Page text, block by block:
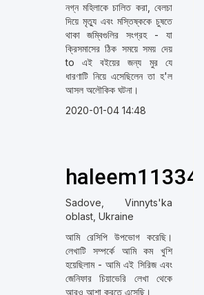
নগ্ন মহিলাকে চালিত করা, বেলচা
দিয়ে মৃত্যু এবং মস্তিষ্ককে চুষতে
থাকা জম্বিগুলির সংগ্রহ - যা
ক্রিসমাসের ঠিক সময়ে সময় দেয়
to এই বইয়ের জন্য মুর যে
ধারণাটি নিয়ে এসেছিলেন তা হ'ল
আসল অলৌকিক ঘটনা।
2020-01-04 14:48
Sadove, Vinnyts'ka
oblast, Ukraine
আমি রেসিপি উপভোগ করেছি।
লেখাটি সম্পর্কে আমি কম খুশি
হয়েছিলাম - আমি এই সিরিজ এবং
জেনিফার চিয়াভেরি লেখা থেকে
আরও আশা করতে এসেছি।